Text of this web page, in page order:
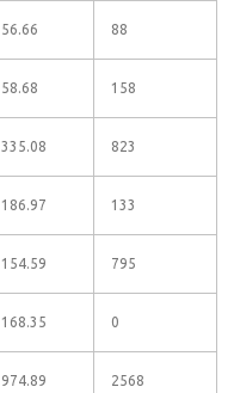
56.66 88
58.68 158
335.08 823
186.97 133
154.59 795
168.35 0
974.89 2568